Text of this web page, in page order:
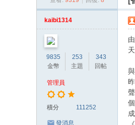
kaibi1314
9835
金幣
253
主題
343
回帖
管理員
積分 111252
發消息
成